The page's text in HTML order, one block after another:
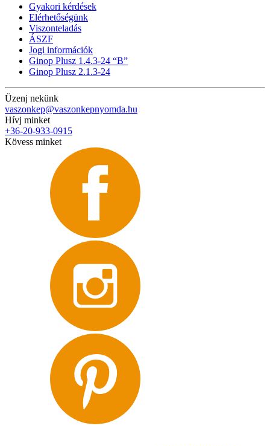
Gyakori kérdések
Elérhetőségünk
Viszonteladás
ÁSZF
Jogi információk
Ginop Plusz 1.4.3-24 “B”
Ginop Plusz 2.1.3-24
Üzenj nekünk
vaszonkep@vaszonkepnyomda.hu
Hívj minket
+36-20-933-0915
Kövess minket